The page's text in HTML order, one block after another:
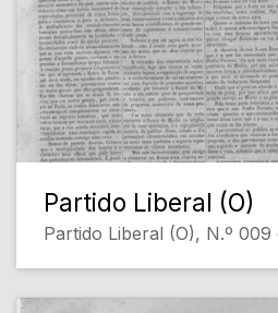
Partido Liberal (O)
Partido Liberal (O), N.º 009